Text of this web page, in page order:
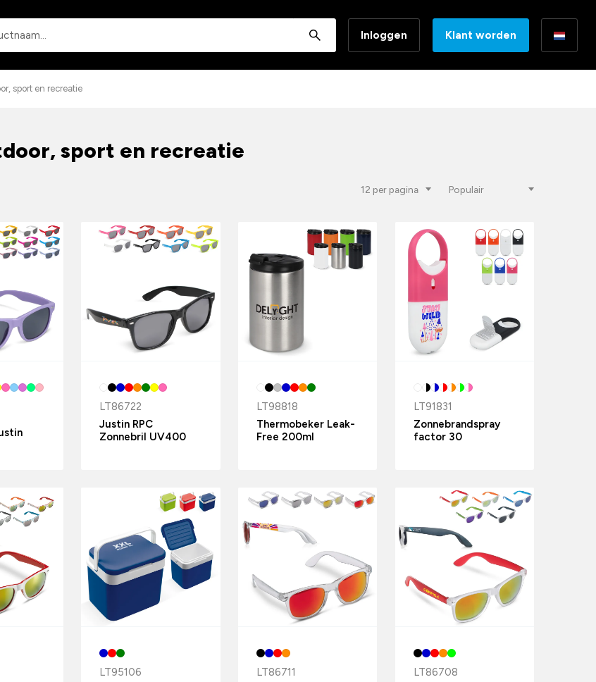
Inloggen Klant worden
sport en recreatie
sport en recreatie
LT86722
Justin RPC
Zonnebril UV400
LT98818
Thermobeker Leak-
Free 200ml
LT91831
Zonnebrandspray
factor 30
LT95106
LT86711
LT86708